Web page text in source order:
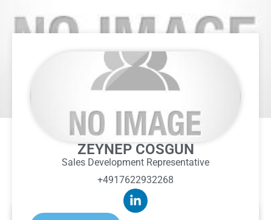
ZEYNEP COSGUN
Sales Development Representative
+4917622932268